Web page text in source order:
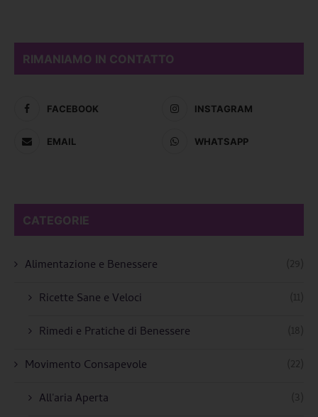
RIMANIAMO IN CONTATTO
FACEBOOK INSTAGRAM
EMAIL WHATSAPP
CATEGORIE
Alimentazione e Benessere
(29)
Ricette Sane e Veloci
(11)
Rimedi e Pratiche di Benessere
(18)
Movimento Consapevole
(22)
All'aria Aperta
(3)